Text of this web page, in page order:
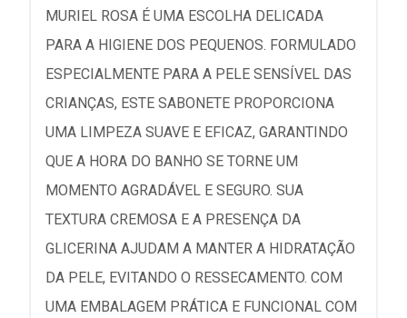
MURIEL ROSA É UMA ESCOLHA DELICADA
PARA A HIGIENE DOS PEQUENOS. FORMULADO
ESPECIALMENTE PARA A PELE SENSÍVEL DAS
CRIANÇAS, ESTE SABONETE PROPORCIONA
UMA LIMPEZA SUAVE E EFICAZ, GARANTINDO
QUE A HORA DO BANHO SE TORNE UM
MOMENTO AGRADÁVEL E SEGURO. SUA
TEXTURA CREMOSA E A PRESENÇA DA
GLICERINA AJUDAM A MANTER A HIDRATAÇÃO
DA PELE, EVITANDO O RESSECAMENTO. COM
UMA EMBALAGEM PRÁTICA E FUNCIONAL COM